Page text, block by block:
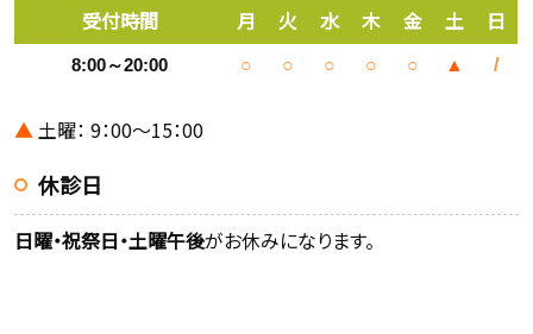
受付時間 月 火 水 木 金 土 日
8:00～20:00 ○ ○ ○ ○ ○ ▲ /
▲ 土曜： 9：00～15：00
休診日
日曜・祝祭日・土曜午後がお休みになります。